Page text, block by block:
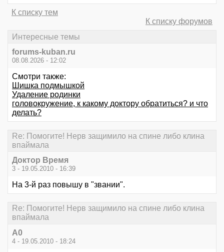
К списку тем
К списку форумов
Интересные темы
forums-kuban.ru
08.08.2026 - 12:02
Смотри также:
Шишка подмышкой
Удаление родинки
головокружение, к какому доктору обратиться? и что
делать?
Re: Помогите! Нерв защимило на спине либо клина
впаймала
Доктор Время
3 - 19.05.2010 - 16:39
На 3-й раз повышу в "звании".
Re: Помогите! Нерв защимило на спине либо клина
впаймала
А0
4 - 19.05.2010 - 18:24